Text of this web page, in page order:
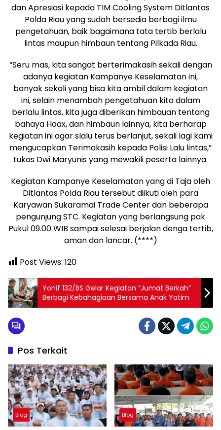
dan Apresiasi kepada TIM Cooling System Ditlantas
Polda Riau yang sudah bersedia berbagi ilmu
pengetahuan, baik bagaimana tata tertib berlalu
lintas maupun himbaun tentang Pilkada Riau.
“Seru mas, kita sangat berterimakasih sekali dengan
adanya kegiatan Kampanye Keselamatan ini,
banyak sekali yang bisa kita ambil dalam kegiatan
ini, selain menambah pengetahuan kita dalam
berlalu lintas, kita juga diberikan himbauan tentang
bahaya Hoax, dan himbaun lainnya, kita berharap
kegiatan ini agar slalu terus berlanjut, sekali lagi kami
mengucapkan Terimakasih kepada Polisi Lalu lintas,”
tukas Dwi Maryunis yang mewakili peserta lainnya.
Kegiatan Kampanye Keselamatan yang di Taja oleh
Ditlantas Polda Riau tersebut diikuti oleh para
Karyawan Sukaramai Trade Center dan beberapa
pengunjung STC. Kegiatan yang berlangsung pak
Pukul 09.00 WIB sampai selesai berjalan denga tertib,
aman dan lancar. (****)
Post Views: 120
Yonif 132/BS Gelar Kegiatan “Jumat Berkah”
Berbagi Kebahagiaan Bersama Anak Yatim
Pos Terkait
Blog Blog